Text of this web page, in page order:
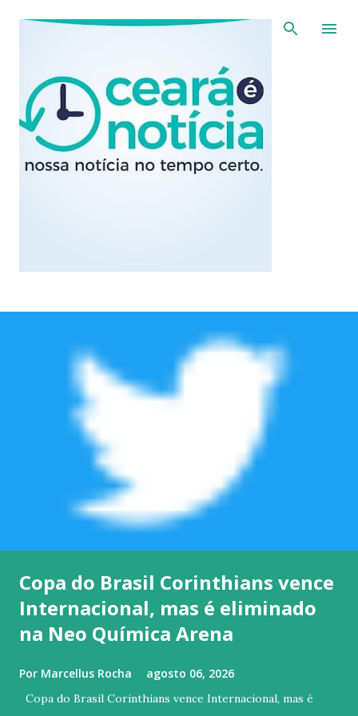
Pular para o conteúdo principal
Copa do Brasil Corinthians vence
Internacional, mas é eliminado
na Neo Química Arena
Por Marcellus Rocha agosto 06, 2026
Copa do Brasil Corinthians vence Internacional, mas é